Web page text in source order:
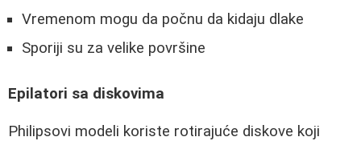
Vremenom mogu da počnu da kidaju dlake
Sporiji su za velike površine
Epilatori sa diskovima
Philipsovi modeli koriste rotirajuće diskove koji